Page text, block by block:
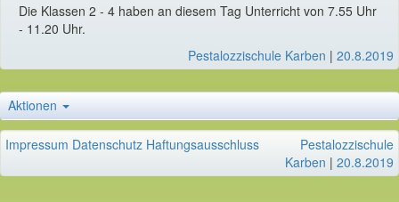
Die Klassen 2 - 4 haben an diesem Tag Unterricht von 7.55 Uhr
- 11.20 Uhr.
Pestalozzischule Karben | 20.8.2019
Aktionen
Impressum Datenschutz Haftungsausschluss
Pestalozzischule
Karben | 20.8.2019